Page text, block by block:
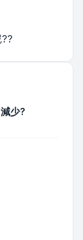
少?